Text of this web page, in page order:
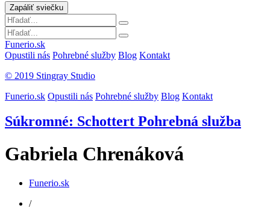
Funerio.sk
Opustili nás Pohrebné služby Blog Kontakt
© 2019 Stingray Studio
Funerio.sk Opustili nás Pohrebné služby Blog Kontakt
Súkromné: Schottert Pohrebná služba
Gabriela Chrenáková
Funerio.sk
/